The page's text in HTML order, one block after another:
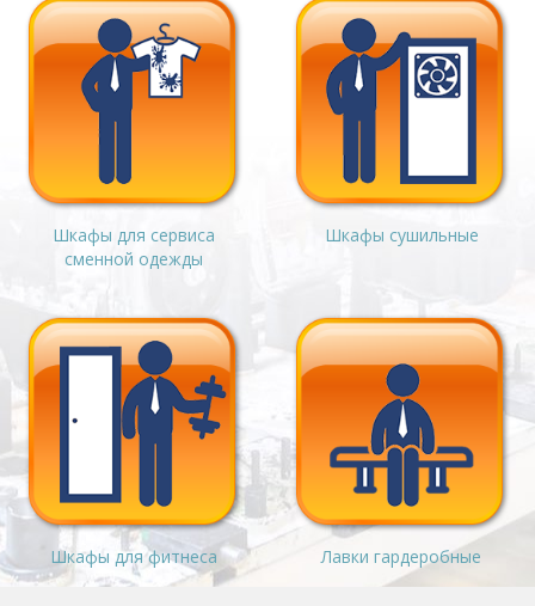
Шкафы для сервиса
сменной одежды
Шкафы сушильные
Шкафы для фитнеса Лавки гардеробные